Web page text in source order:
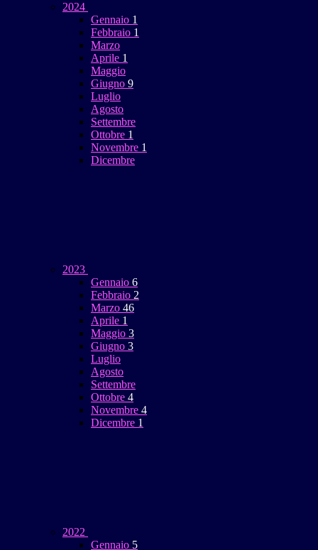
2024
Gennaio 1
Febbraio 1
Marzo
Aprile 1
Maggio
Giugno 9
Luglio
Agosto
Settembre
Ottobre 1
Novembre 1
Dicembre
2023
Gennaio 6
Febbraio 2
Marzo 46
Aprile 1
Maggio 3
Giugno 3
Luglio
Agosto
Settembre
Ottobre 4
Novembre 4
Dicembre 1
2022
Gennaio 5